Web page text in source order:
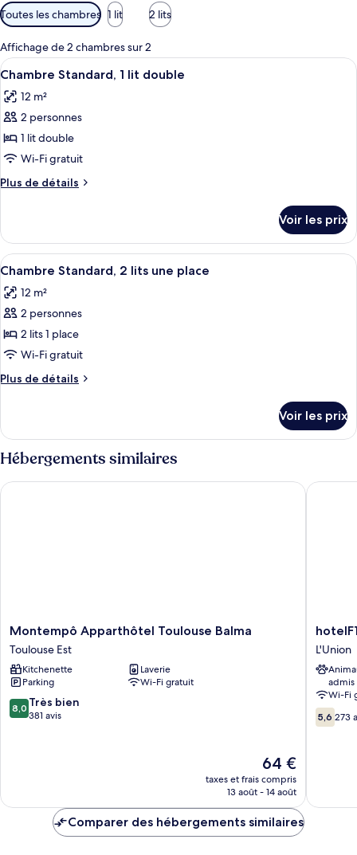
Filtres
disponibles
pour
les
chambres
Toutes les chambres 1 lit 2 lits
Affichage de 2 chambres sur 2
Afficher
toutes
les
photos
pour
ce
type
de
Chambre
Standard,
1
lit
double
Une chambre d’hôtel avec un lit, un
10
Chambre Standard, 1 lit double
12 m²
2 personnes
1 lit double
Wi-Fi gratuit
Plus de détails
Plus
le
type
de
Chambre
Standard,
lit
double
Voir les prix
Afficher
toutes
les
photos
pour
ce
type
de
Chambre
Standard,
2
lits
Une chambre d’hôtel avec deux lits
7
Chambre Standard, 2 lits une place
12 m²
2 personnes
2 lits 1 place
Wi-Fi gratuit
Plus de détails
Plus
le
type
de
chambre
Chambre
Voir les prix
Hébergements similaires
Montempô
Apparthôtel
Toulouse
Balma
Toulouse
Est
Montempô Apparthôtel Toulouse Balma
Toulouse Est
Kitchenette
Laverie
Parking
Wi-Fi gratuit
8.0
sur
8,0 Très bien
381 avis
Le
nouveau
prix
de
64 €
taxes et frais compris
13 août - 14 août
Montempô Apparthôtel Toulouse Balma
hotelF1
L'Union
L'Union
L'Union
admis
Wi-Fi
5.6
sur
5,6 273
hotelF1
Comparer des hébergements similaires